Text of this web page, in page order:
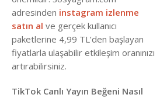
adresinden instagram izlenme
satın al ve gerçek kullanıcı
paketlerine 4,99 TL’den başlayan
fiyatlarla ulaşabilir etkileşim oranınızı
artırabilirsiniz.
TikTok Canlı Yayın Beğeni Nasıl